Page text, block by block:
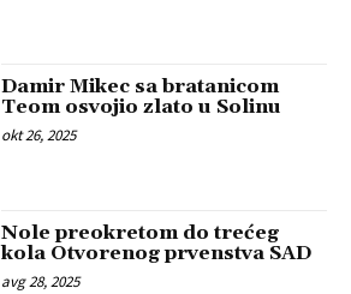
Damir Mikec sa bratanicom
Teom osvojio zlato u Solinu
okt 26, 2025
Nole preokretom do trećeg
kola Otvorenog prvenstva SAD
avg 28, 2025